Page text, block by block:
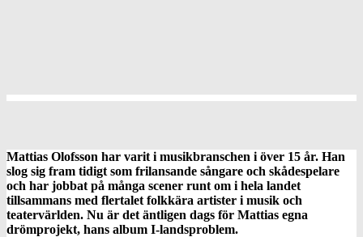
Mattias Olofsson har varit i musikbranschen i över 15 år. Han
slog sig fram tidigt som frilansande sångare och skådespelare
och har jobbat på många scener runt om i hela landet
tillsammans med flertalet folkkära artister i musik och
teatervärlden. Nu är det äntligen dags för Mattias egna
drömprojekt, hans album I-landsproblem.